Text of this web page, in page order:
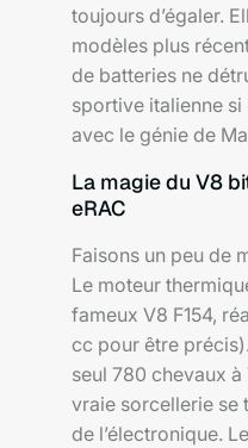
toujours d’égaler.
modèles plus
de batteries ne
sportive italienne si
avec le génie de
La magie du V8
eRAC
Faisons un peu de
Le moteur
fameux V8 F154,
cc pour être
seul 780 chevaux
vraie sorcellerie se
de l’électronique.